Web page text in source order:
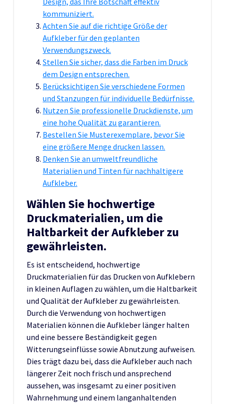
kommuniziert.
Achten Sie auf die richtige Größe der
Aufkleber für den geplanten
Verwendungszweck.
Stellen Sie sicher, dass die Farben im Druck
dem Design entsprechen.
Berücksichtigen Sie verschiedene Formen
und Stanzungen für individuelle Bedürfnisse.
Nutzen Sie professionelle Druckdienste, um
eine hohe Qualität zu garantieren.
Bestellen Sie Musterexemplare, bevor Sie
eine größere Menge drucken lassen.
Denken Sie an umweltfreundliche
Materialien und Tinten für nachhaltigere
Aufkleber.
Wählen Sie hochwertige
Druckmaterialien, um die
Haltbarkeit der Aufkleber zu
gewährleisten.
Es ist entscheidend, hochwertige
Druckmaterialien für das Drucken von Aufklebern
in kleinen Auflagen zu wählen, um die Haltbarkeit
und Qualität der Aufkleber zu gewährleisten.
Durch die Verwendung von hochwertigen
Materialien können die Aufkleber länger halten
und eine bessere Beständigkeit gegen
Witterungseinflüsse sowie Abnutzung aufweisen.
Dies trägt dazu bei, dass die Aufkleber auch nach
längerer Zeit noch frisch und ansprechend
aussehen, was insgesamt zu einer positiven
Wahrnehmung und einem langanhaltenden